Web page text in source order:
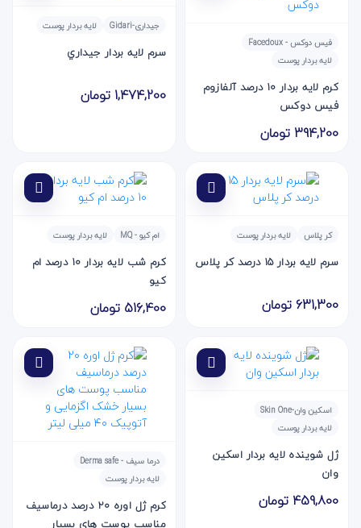
فیس دوکس - Facedoux
لایه بردار پوست
کرم لایه بردار 10 درصد آلفازوم
فیس دوکس
394,200 تومان
جیداری-Gidari لایه بردار پوست
سرم لایه بردار جيداري
1,474,200 تومان
کر پلاس لایه بردار پوست
سرم لایه بردار 15 درصد کر پلاس
631,300 تومان
ام کیو - MQ لایه بردار پوست
کرم شب لایه بردار 10 درصد ام
کیو
516,400 تومان
اسکین وان-Skin One
لایه بردار پوست
ژل شوینده لایه بردار اسکین
وان
459,800 تومان
درما سیف - Derma safe
لایه بردار پوست
کرم ژل اوره 20 درصد درماسیف
مناسب پوست های بسیار